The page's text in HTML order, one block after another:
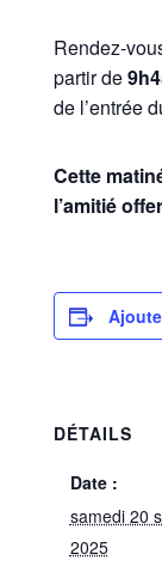
Rendez-
partir de
de l’entrée
Cette
l’amitié
DÉTAILS
Date :
samedi 20
2025